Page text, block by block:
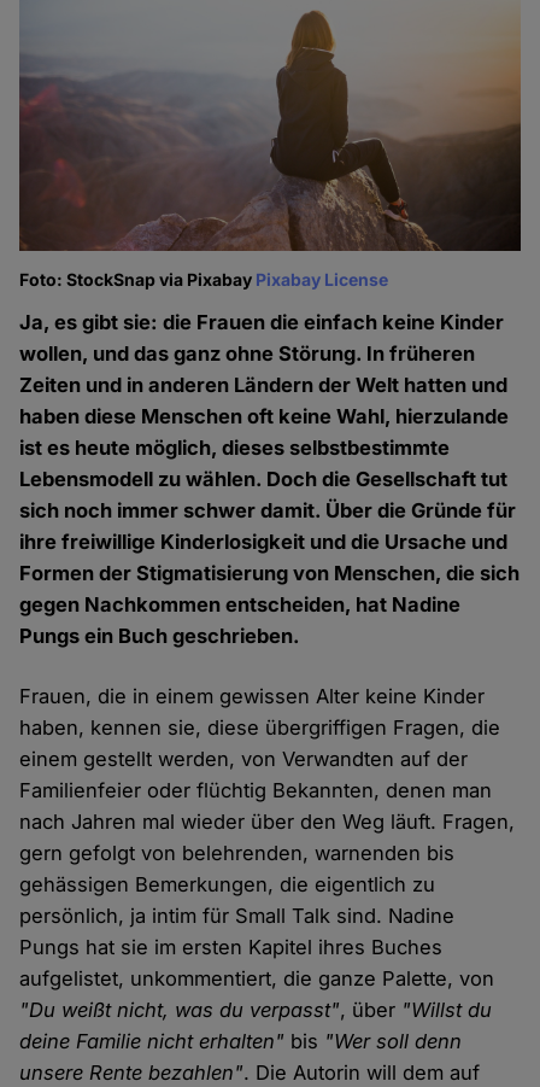
Foto: StockSnap via Pixabay Pixabay License
Ja, es gibt sie: die Frauen die einfach keine Kinder
wollen, und das ganz ohne Störung. In früheren
Zeiten und in anderen Ländern der Welt hatten und
haben diese Menschen oft keine Wahl, hierzulande
ist es heute möglich, dieses selbstbestimmte
Lebensmodell zu wählen. Doch die Gesellschaft tut
sich noch immer schwer damit. Über die Gründe für
ihre freiwillige Kinderlosigkeit und die Ursache und
Formen der Stigmatisierung von Menschen, die sich
gegen Nachkommen entscheiden, hat Nadine
Pungs ein Buch geschrieben.
Frauen, die in einem gewissen Alter keine Kinder
haben, kennen sie, diese übergriffigen Fragen, die
einem gestellt werden, von Verwandten auf der
Familienfeier oder flüchtig Bekannten, denen man
nach Jahren mal wieder über den Weg läuft. Fragen,
gern gefolgt von belehrenden, warnenden bis
gehässigen Bemerkungen, die eigentlich zu
persönlich, ja intim für Small Talk sind. Nadine
Pungs hat sie im ersten Kapitel ihres Buches
aufgelistet, unkommentiert, die ganze Palette, von
"Du weißt nicht, was du verpasst", über "Willst du
deine Familie nicht erhalten" bis "Wer soll denn
unsere Rente bezahlen". Die Autorin will dem auf